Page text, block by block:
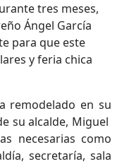
tres meses,
Ángel García
para que este
y feria chica
remodelado en su
su alcalde, Miguel
necesarias como
secretaría, sala